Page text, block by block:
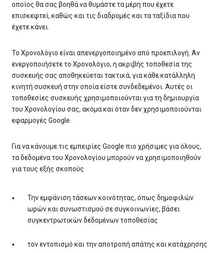
οποίος θα σας βοηθά να θυμάστε τα μέρη που έχετε
επισκεφτεί, καθώς και τις διαδρομές και τα ταξίδια που
έχετε κάνει.
Το Χρονολόγιο είναι απενεργοποιημένο από προεπιλογή. Αν
ενεργοποιήσετε το Χρονολόγιο, η ακριβής τοποθεσία της
συσκευής σας αποθηκεύεται τακτικά, για κάθε κατάλληλη
κινητή συσκευή στην οποία είστε συνδεδεμένοι. Αυτές οι
τοποθεσίες συσκευής χρησιμοποιούνται για τη δημιουργία
του Χρονολογίου σας, ακόμα και όταν δεν χρησιμοποιούνται
εφαρμογές Google.
Για να κάνουμε τις εμπειρίες Google πιο χρήσιμες για όλους,
τα δεδομένα του Χρονολογίου μπορούν να χρησιμοποιηθούν
για τους εξής σκοπούς
Την εμφάνιση τάσεων κοινότητας, όπως δημοφιλών
ωρών και συνωστισμού σε συγκοινωνίες, βάσει
συγκεντρωτικών δεδομένων τοποθεσίας
τον εντοπισμό και την αποτροπή απάτης και κατάχρησης